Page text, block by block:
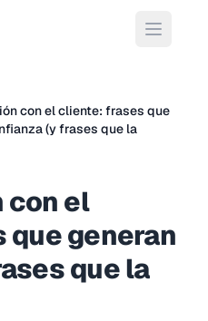
Abrir
con el cliente: frases que
(y frases que la
con el
generan
que la